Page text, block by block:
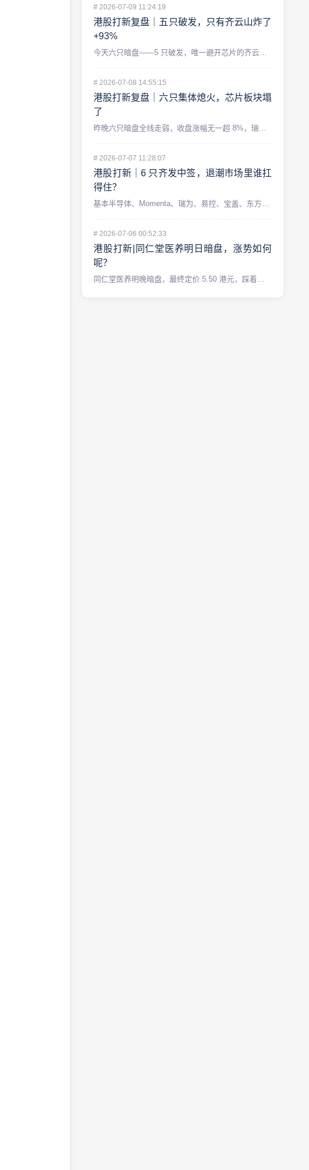
# 2026-07-09 11:24:19
港股打新复盘｜五只破发，只有齐云山炸了
+93%
# 2026-07-08 14:55:15
港股打新复盘｜六只集体熄火，芯片板块塌
了
# 2026-07-07 11:28:07
港股打新｜6 只齐发中签，退潮市场里谁扛
得住？
# 2026-07-06 00:52:33
港股打新|同仁堂医养明日暗盘，涨势如何
呢？